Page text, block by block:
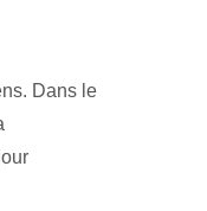
Dans le